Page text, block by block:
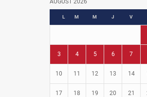
Fotbal în grădinițe
AUGUST 2026
L M M J V
3 4 5 6 7
10 11 12 13 14
17 18 19 20 21